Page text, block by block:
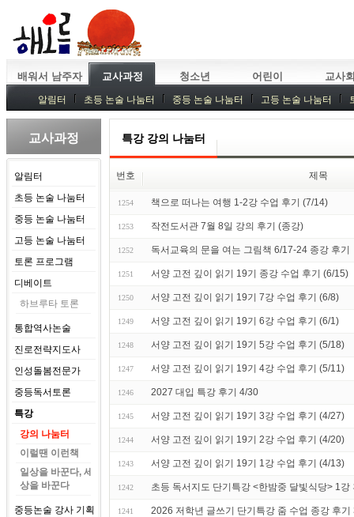
배워서 남주자 교사과정 청소년 어린이 교사
알림터 초등 논술 나눔터 중등 논술 나눔터 고등 논술 나눔터
중등독서토론
특강 중등논술 강사 기획회의 외부강좌
교사과정
알림터
초등 논술 나눔터
중등 논술 나눔터
고등 논술 나눔터
토론 프로그램
디베이트
하브루타 토론
통합역사논술
진로전략지도사
인성돌봄전문가
중등독서토론
특강
강의 나눔터
이럴땐 이런책
일상을 바꾼다, 세
상을 바꾼다
중등논술 강사 기획
특강 강의 나눔터
번호 제목
1254 책으로 떠나는 여행 1-2강 수업 후기 (7/14)
1253 작전도서관 7월 8일 강의 후기 (종강)
1252 독서교육의 문을 여는 그림책 6/17-24 종강 후기
1251 서양 고전 깊이 읽기 19기 종강 수업 후기 (6/15)
1250 서양 고전 깊이 읽기 19기 7강 수업 후기 (6/8)
1249 서양 고전 깊이 읽기 19기 6강 수업 후기 (6/1)
1248 서양 고전 깊이 읽기 19기 5강 수업 후기 (5/18)
1247 서양 고전 깊이 읽기 19기 4강 수업 후기 (5/11)
1246 2027 대입 특강 후기 4/30
1245 서양 고전 깊이 읽기 19기 3강 수업 후기 (4/27)
1244 서양 고전 깊이 읽기 19기 2강 수업 후기 (4/20)
1243 서양 고전 깊이 읽기 19기 1강 수업 후기 (4/13)
1242 초등 독서지도 단기특강 <한밤중 달빛식당> 1강
1241 2026 저학년 글쓰기 단기특강 줌 수업 종강 후기